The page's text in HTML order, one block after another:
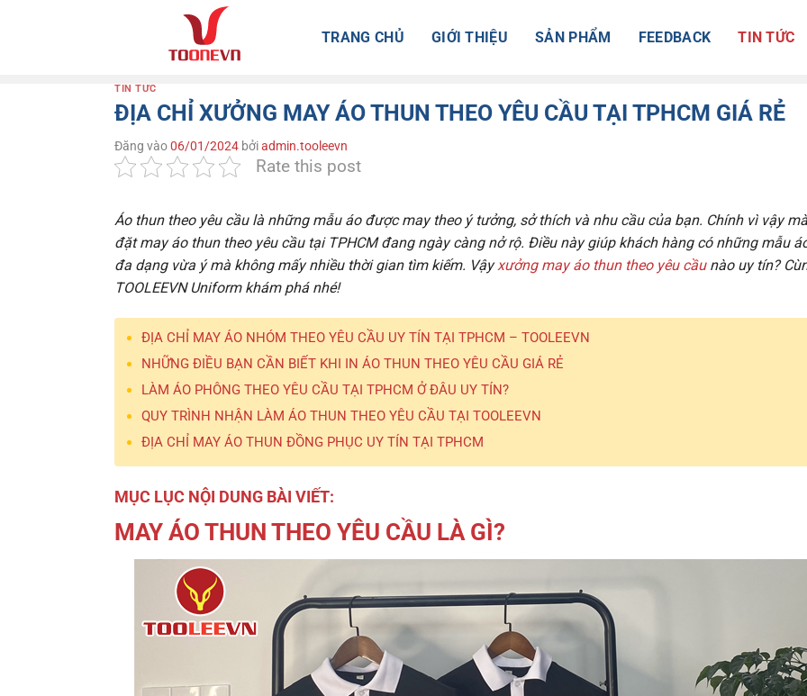
TRANG CHỦ GIỚI THIỆU SẢN PHẨM FEEDBACK TIN TỨC
TIN TỨC
ĐỊA CHỈ XƯỞNG MAY ÁO THUN THEO YÊU CẦU TẠI TPHCM GIÁ RẺ
Đăng vào06/01/2024 bởiadmin.tooleevn
Rate this post
Áo thun theo yêu cầu là những mẫu áo được may theo ý tưởng, sở thích và nhu cầu của bạn. Chính vì vậy
đặt may áo thun theo yêu cầu tại TPHCM đang ngày càng nở rộ. Điều này giúp khách hàng có những mẫu
đa dạng vừa ý mà không mấy nhiều thời gian tìm kiếm. Vậyxưởng may áo thun theo yêu cầunào uy tín?
TOOLEEVN Uniform khám phá nhé!
ĐỊA CHỈ MAY ÁO NHÓM THEO YÊU CẦU UY TÍN TẠI TPHCM – TOOLEEVN
NHỮNG ĐIỀU BẠN CẦN BIẾT KHI IN ÁO THUN THEO YÊU CẦU GIÁ RẺ
LÀM ÁO PHÔNG THEO YÊU CẦU TẠI TPHCM Ở ĐÂU UY TÍN?
QUY TRÌNH NHẬN LÀM ÁO THUN THEO YÊU CẦU TẠI TOOLEEVN
ĐỊA CHỈ MAY ÁO THUN ĐỒNG PHỤC UY TÍN TẠI TPHCM
MỤC LỤC NỘI DUNG BÀI VIẾT:
MAY ÁO THUN THEO YÊU CẦU LÀ GÌ?